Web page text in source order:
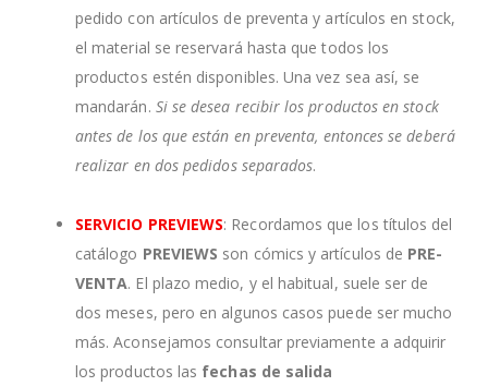
pedido con artículos de preventa y artículos en stock,
el material se reservará hasta que todos los
productos estén disponibles. Una vez sea así, se
mandarán. Si se desea recibir los productos en stock
antes de los que están en preventa, entonces se deberá
realizar en dos pedidos separados.
SERVICIO PREVIEWS: Recordamos que los títulos del
catálogo PREVIEWS son cómics y artículos de PRE-
VENTA. El plazo medio, y el habitual, suele ser de
dos meses, pero en algunos casos puede ser mucho
más. Aconsejamos consultar previamente a adquirir
los productos las fechas de salida